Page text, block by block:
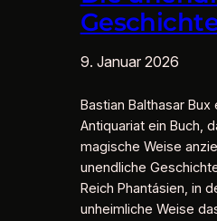
9. Januar 2026
Bastian Balthasar
Antiquariat ein Buch,
magische Weise
unendliche
Reich Phantásien, in
unheimliche Weise